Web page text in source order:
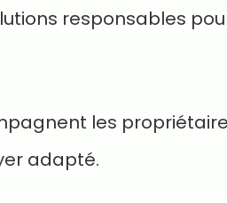
responsables
les
adapté.